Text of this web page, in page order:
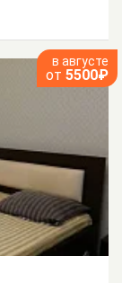
в августе
от 5500₽